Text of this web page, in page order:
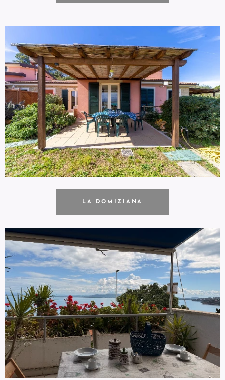
LA DOMIZIANA